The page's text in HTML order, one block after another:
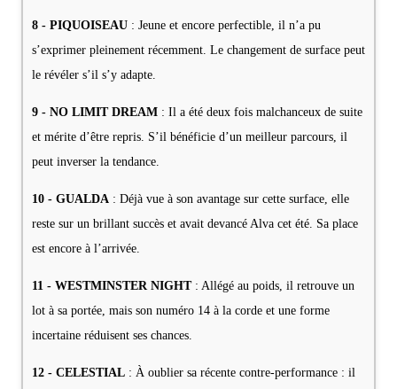
8 - PIQUOISEAU : Jeune et encore perfectible, il n’a pu
s’exprimer pleinement récemment. Le changement de surface peut
le révéler s’il s’y adapte.
9 - NO LIMIT DREAM : Il a été deux fois malchanceux de suite
et mérite d’être repris. S’il bénéficie d’un meilleur parcours, il
peut inverser la tendance.
10 - GUALDA : Déjà vue à son avantage sur cette surface, elle
reste sur un brillant succès et avait devancé Alva cet été. Sa place
est encore à l’arrivée.
11 - WESTMINSTER NIGHT: Allégé au poids, il retrouve un
lot à sa portée, mais son numéro 14 à la corde et une forme
incertaine réduisent ses chances.
12 - CELESTIAL : À oublier sa récente contre-performance : il